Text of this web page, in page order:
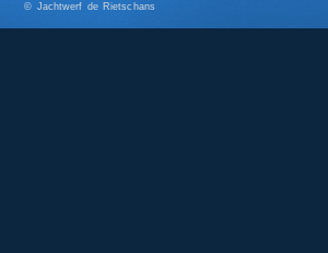
© Jachtwerf de Rietschans